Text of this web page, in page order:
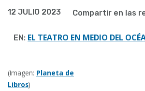
12 JULIO 2023 Compartir en las
EN: EL TEATRO EN MEDIO DEL
(Imagen: Planeta de
Libros)